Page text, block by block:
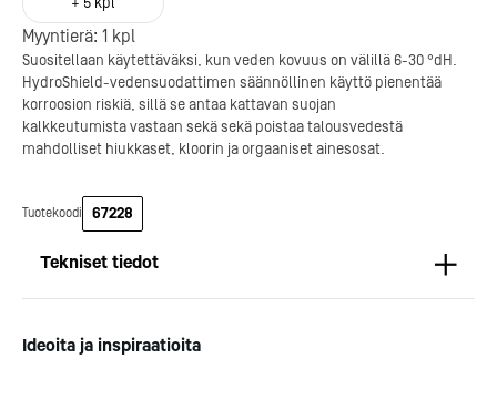
Myyntierä: 1 kpl
Suositellaan käytettäväksi, kun veden kovuus on välillä 6-30 °dH.
HydroShield-vedensuodattimen säännöllinen käyttö pienentää
korroosion riskiä, sillä se antaa kattavan suojan
kalkkeutumista vastaan sekä sekä poistaa talousvedestä
mahdolliset hiukkaset, kloorin ja orgaaniset ainesosat.
Tuotekoodi 67228
Tekniset tiedot
Syvyys (mm): Mittatiedot puuttuvat
Ideoita ja inspiraatioita
Kotipizza on vuonna 1987
perustettu yritys, jolla on yli
300 ravintolaa eri puolella
Suomea. Dieta on tehnyt
yhteistyötä, ja olemme
toimineet yhteistyökumppanina
ravintoloiden suunnittelussa,
Kotipizza Group
Michelin-tähdet
ansainneet ravintolat